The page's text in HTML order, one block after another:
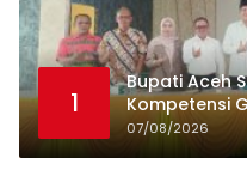
1
Bupati Aceh
Kompetensi
Sama
07/08/2026